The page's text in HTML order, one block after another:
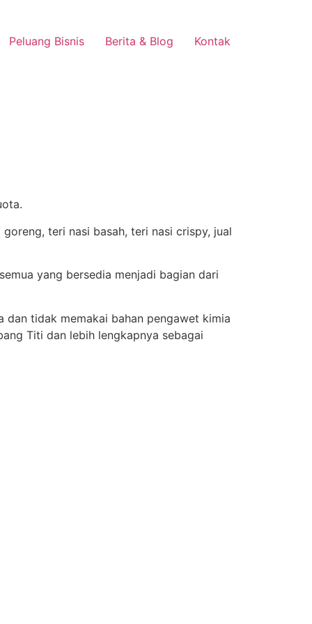
Peluang Bisnis Berita & Blog Kontak
yang bersedia menjadi bagian dari
tidak memakai bahan pengawet kimia
Titi dan lebih lengkapnya sebagai